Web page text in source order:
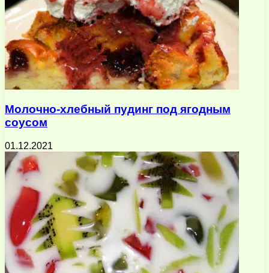
Молочно-хлебный пудинг под ягодным
соусом
01.12.2021